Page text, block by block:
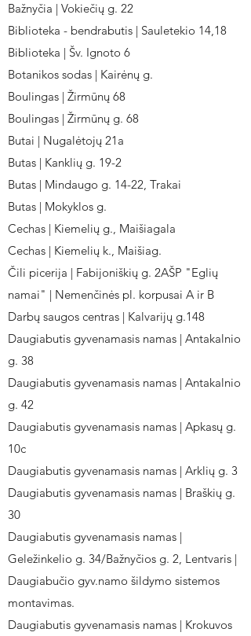
Bažnyčia | Vokiečių g. 22
Biblioteka - bendrabutis | Sauletekio 14,18
Biblioteka | Šv. Ignoto 6
Botanikos sodas | Kairėnų g.
Boulingas | Žirmūnų 68
Boulingas | Žirmūnų g. 68
Butai | Nugalėtojų 21a
Butas | Kanklių g. 19-2
Butas | Mindaugo g. 14-22, Trakai
Butas | Mokyklos g.
Cechas | Kiemelių g., Maišiagala
Cechas | Kiemelių k., Maišiag.
Čili picerija | Fabijoniškių g. 2AŠP "Eglių
namai" | Nemenčinės pl. korpusai A ir B
Darbų saugos centras | Kalvarijų g.148
Daugiabutis gyvenamasis namas | Antakalnio
g. 38
Daugiabutis gyvenamasis namas | Antakalnio
g. 42
Daugiabutis gyvenamasis namas | Apkasų g.
10c
Daugiabutis gyvenamasis namas | Arklių g. 3
Daugiabutis gyvenamasis namas | Braškių g.
30
Daugiabutis gyvenamasis namas |
Geležinkelio g. 34/Bažnyčios g. 2, Lentvaris |
Daugiabučio gyv.namo šildymo sistemos
montavimas.
Daugiabutis gyvenamasis namas | Krokuvos